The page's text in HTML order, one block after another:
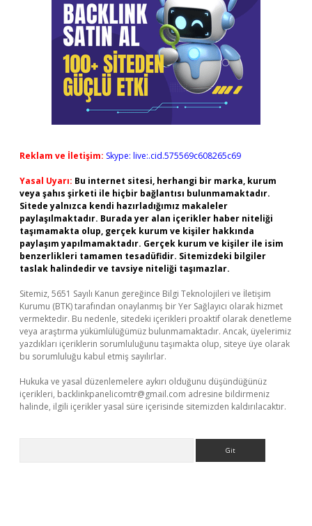
Reklam ve İletişim: Skype: live:.cid.575569c608265c69
Yasal Uyarı: Bu internet sitesi, herhangi bir marka, kurum
veya şahıs şirketi ile hiçbir bağlantısı bulunmamaktadır.
Sitede yalnızca kendi hazırladığımız makaleler
paylaşılmaktadır. Burada yer alan içerikler haber niteliği
taşımamakta olup, gerçek kurum ve kişiler hakkında
paylaşım yapılmamaktadır. Gerçek kurum ve kişiler ile isim
benzerlikleri tamamen tesadüfidir. Sitemizdeki bilgiler
taslak halindedir ve tavsiye niteliği taşımazlar.
Sitemiz, 5651 Sayılı Kanun gereğince Bilgi Teknolojileri ve İletişim
Kurumu (BTK) tarafından onaylanmış bir Yer Sağlayıcı olarak hizmet
vermektedir. Bu nedenle, sitedeki içerikleri proaktif olarak denetleme
veya araştırma yükümlülüğümüz bulunmamaktadır. Ancak, üyelerimiz
yazdıkları içeriklerin sorumluluğunu taşımakta olup, siteye üye olarak
bu sorumluluğu kabul etmiş sayılırlar.
Hukuka ve yasal düzenlemelere aykırı olduğunu düşündüğünüz
içerikleri, backlinkpanelicomtr@gmail.com adresine bildirmeniz
halinde, ilgili içerikler yasal süre içerisinde sitemizden kaldırılacaktır.